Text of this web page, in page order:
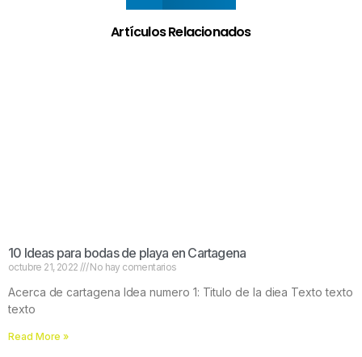
Artículos Relacionados
10 Ideas para bodas de playa en Cartagena
octubre 21, 2022 No hay comentarios
Acerca de cartagena Idea numero 1: Titulo de la diea Texto texto
texto
Read More »